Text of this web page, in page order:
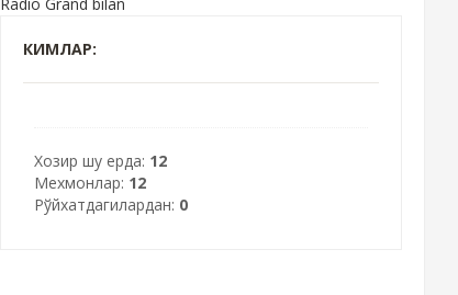
КИМЛАР:
Хозир шу ерда: 12
Мехмонлар: 12
Рўйхатдагилардан: 0